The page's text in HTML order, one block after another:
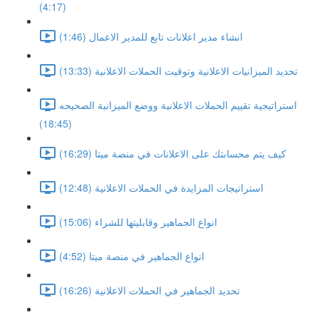
(4:17)
انشاء مدير اعلانات تابع للمدير الاعمال (1:46)
تحديد الميزانيات الاعلانية وتوقيت الحملات الاعلانية (13:33)
استراتيجية تقييم الحملات الاعلانية ووضع الميزانية الصحيحه
(18:45)
كيف يتم محسابتك على الاعلانات في منصة ميتا (16:29)
استراتيجات المزايدة في الحملات الاعلانية (12:48)
انواع الجماهير وقابليتها للشراء (15:06)
انواع الجماهير في منصة ميتا (4:52)
تحديد الجماهير في الحملات الاعلانية (16:26)